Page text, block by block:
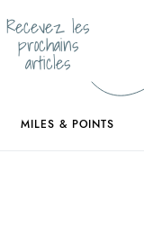
Recevez les
prochains
articles
MILES & POINTS